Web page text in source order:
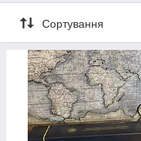
Сортування